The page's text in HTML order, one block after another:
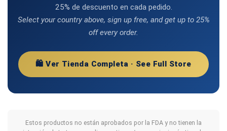
25% de descuento en cada pedido.
Select your country above, sign up free, and get up to 25%
off every order.
🛍️ Ver Tienda Completa · See Full Store
Estos productos no están aprobados por la FDA y no tienen la